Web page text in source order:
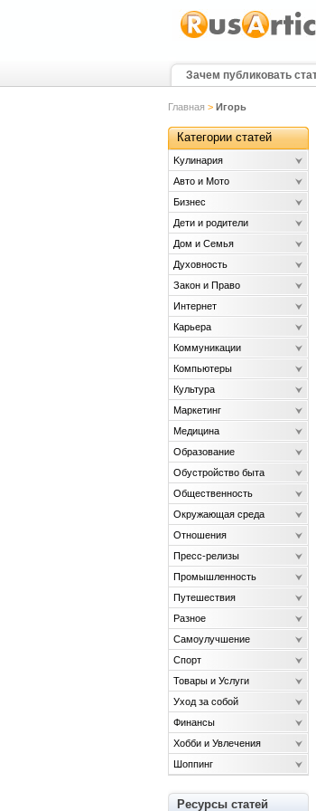
Зачем публиковать
Главная > Игорь
Категории статей
Kулинария
Авто и Мото
Бизнес
Дети и родители
Дом и Семья
Духовность
Закон и Право
Интернет
Карьера
Коммуникации
Компьютеры
Культура
Маркетинг
Медицина
Образование
Обустройство быта
Общественность
Окружающая среда
Отношения
Пресс-релизы
Промышленность
Путешествия
Разное
Самоулучшение
Спорт
Товары и Услуги
Уход за собой
Финансы
Хобби и Увлечения
Шоппинг
Ресурсы статей